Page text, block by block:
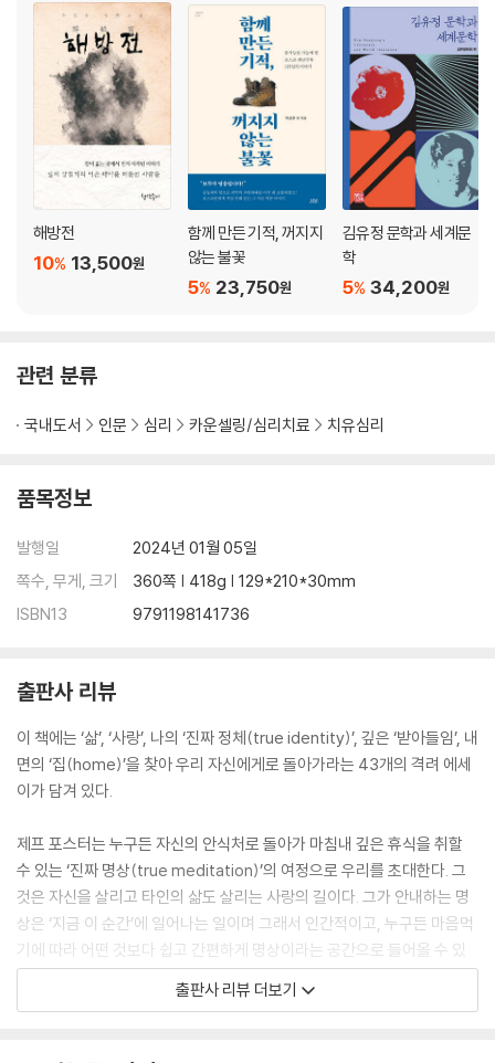
해방전
13,500원
10%
함께 만든 기적, 꺼지지
않는 불꽃
23,750원
5%
김유정 문학과 세계문
학
34,200원
5%
관련 분류
국내도서 인문 심리 카운셀링/심리치료 치유심리
품목정보
발행일
2024년 01월 05일
쪽수, 무게, 크기
360쪽 | 418g | 129*210*30mm
ISBN13
9791198141736
출판사 리뷰
이 책에는 ‘삶’, ‘사랑’, 나의 ‘진짜 정체(true identity)’, 깊은 ‘받아들임’, 내
면의 ‘집(home)’을 찾아 우리 자신에게로 돌아가라는 43개의 격려 에세
이가 담겨 있다.
제프 포스터는 누구든 자신의 안식처로 돌아가 마침내 깊은 휴식을 취할
수 있는 ‘진짜 명상(true meditation)’의 여정으로 우리를 초대한다. 그
것은 자신을 살리고 타인의 삶도 살리는 사랑의 길이다. 그가 안내하는 명
상은 ‘지금 이 순간’에 일어나는 일이며 그래서 인간적이고, 누구든 마음먹
기에 따라 어떤 것보다 쉽고 간편하게 명상이라는 공간으로 들어올 수 있
는 길이다. 깨어 있는 의식으로 지금 이 순간에 뭔가를 인식하는 것이기에
거창하거나 어려운 수행이 아니다. 일상에서 그냥 할 수 있는 방식이다. 이
출판사 리뷰 더보기